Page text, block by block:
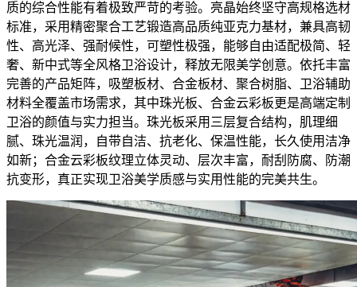
质的综合性能有着极致严苛的考验。亮晶始终坚守高规格选材
标准，采用精密聚合工艺锻造高品质纯亚克力基材，兼具高韧
性、高光泽、强耐候性，可塑性极强，能够自由适配极简、轻
奢、新中式等全风格卫浴设计，释放无限美学创意。依托丰富
完善的产品矩阵，吸塑板材、合金板材、聚合树脂、卫浴辅助
材料全覆盖市场需求，其中珠光板、合金云彩板更是高端定制
卫浴的颜值与实力担当。珠光板采用三层复合结构，肌理细
腻、珠光温润，自带自洁、抗老化、保温性能，长久使用洁净
如新；合金云彩板纹理立体灵动、层次丰富，耐刮防腐、防潮
抗变形，真正实现卫浴美学质感与实用性能的完美共生。